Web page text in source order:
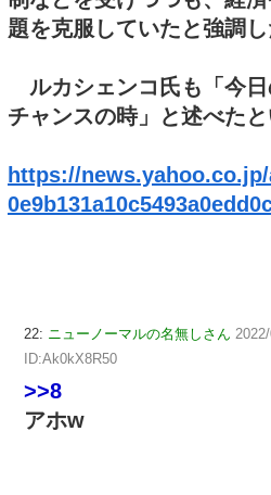
題を克服していたと強調し
ルカシェンコ氏も「今日
チャンスの時」と述べたと
https://
22: ニューノーマルの名無しさん
ID:Ak0kX8R50
>>8
アホw